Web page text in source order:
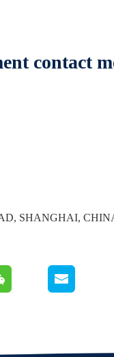
contact
SHANGHAI,